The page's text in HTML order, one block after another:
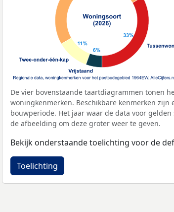
De vier bovenstaande taartdiagrammen tonen
woningkenmerken. Beschikbare kenmerken
bouwperiode. Het jaar waar de data voor
de afbeelding om deze groter weer te geven.
Bekijk onderstaande toelichting voor de
Toelichting